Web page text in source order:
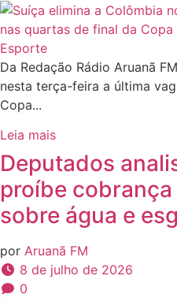
Esporte
Da Redação Rádio Aruanã
nesta terça-feira a última
Copa...
Leia mais
Deputados
proíbe
sobre água e
por Aruanã FM
8 de julho de 2026
0